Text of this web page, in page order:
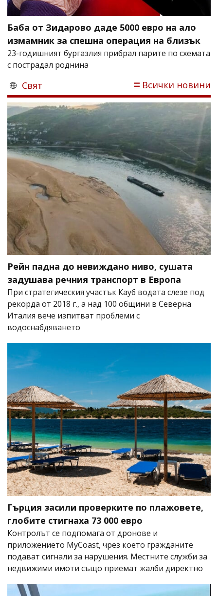
Баба от Зидарово даде 5000 евро на ало
измамник за спешна операция на близък
23-годишният бургазлия прибрал парите по схемата
с пострадал роднина
Свят Всички новини
Рейн падна до невиждано ниво, сушата
задушава речния транспорт в Европа
При стратегическия участък Кауб водата слезе под
рекорда от 2018 г., а над 100 общини в Северна
Италия вече изпитват проблеми с
водоснабдяването
Гърция засили проверките по плажовете,
глобите стигнаха 73 000 евро
Контролът се подпомага от дронове и
приложението MyCoast, чрез което гражданите
подават сигнали за нарушения. Местните служби за
недвижими имоти също приемат жалби директно